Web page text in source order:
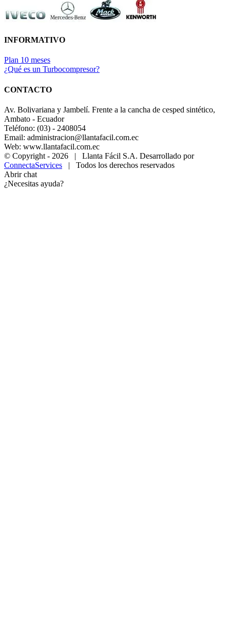
INFORMATIVO
Plan 10 meses
¿Qué es un Turbocompresor?
CONTACTO
Av. Bolivariana y Jambelí. Frente a la cancha de cesped sintético,
Ambato - Ecuador
Teléfono: (03) - 2408054
Email: administracion@llantafacil.com.ec
Web: www.llantafacil.com.ec
© Copyright - 2026 | Llanta Fácil S.A. Desarrollado por
ConnectaServices | Todos los derechos reservados
Abrir chat
¿Necesitas ayuda?